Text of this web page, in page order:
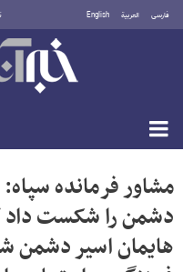
فارسی العربية English
یکشنبه ۱۸ مرداد ۱۴۰۵
مشاور فرمانده
دشمن را شکست داد
هایمان اسیر دشمن